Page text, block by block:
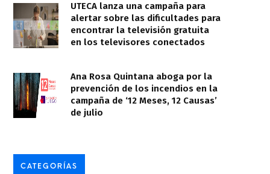
UTECA lanza una campaña para
alertar sobre las dificultades para
encontrar la televisión gratuita
en los televisores conectados
Ana Rosa Quintana aboga por la
prevención de los incendios en la
campaña de ‘12 Meses, 12 Causas’
de julio
CATEGORÍAS